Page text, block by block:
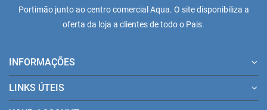
Portimão junto ao centro comercial Aqua. O site disponibiliza a
oferta da loja a clientes de todo o Pais.
INFORMAÇÕES
LINKS ÚTEIS